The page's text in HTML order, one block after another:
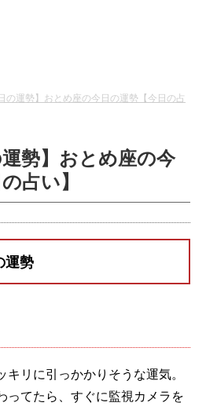
の運勢】おとめ座の今日の運勢【今日の占
運勢】おとめ座の今
占い】
運勢
キリに引っかかりそうな運気。
ってたら、すぐに監視カメラを